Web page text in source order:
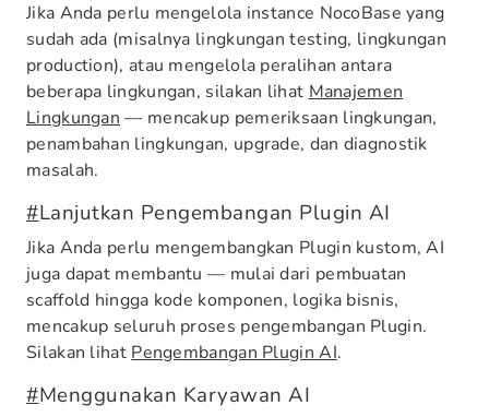
Jika Anda perlu mengelola instance NocoBase yang
sudah ada (misalnya lingkungan testing, lingkungan
production), atau mengelola peralihan antara
beberapa lingkungan, silakan lihat Manajemen
Lingkungan — mencakup pemeriksaan lingkungan,
penambahan lingkungan, upgrade, dan diagnostik
masalah.
#Lanjutkan Pengembangan Plugin AI
Jika Anda perlu mengembangkan Plugin kustom, AI
juga dapat membantu — mulai dari pembuatan
scaffold hingga kode komponen, logika bisnis,
mencakup seluruh proses pengembangan Plugin.
Silakan lihatPengembangan Plugin AI.
#Menggunakan Karyawan AI